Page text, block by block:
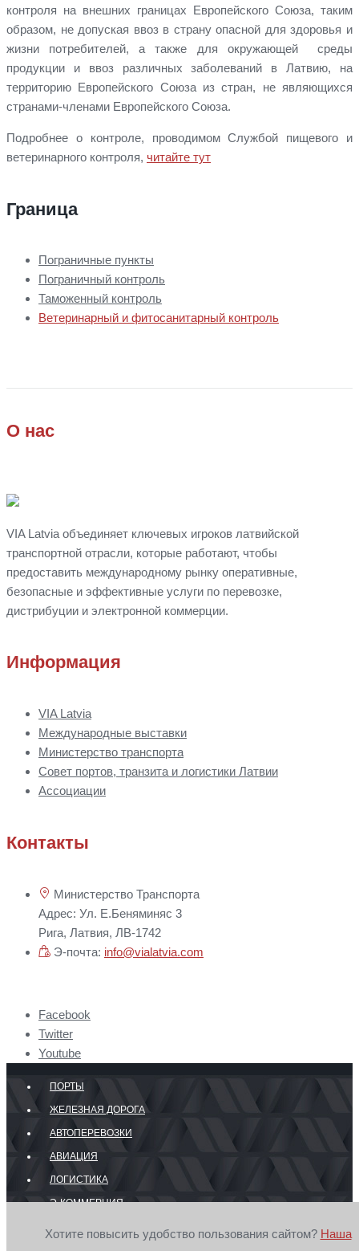
контроля на внешних границах Европейского Союза, таким
образом, не допуская ввоз в страну опасной для здоровья и
жизни потребителей, а также для окружающей среды
продукции и ввоз различных заболеваний в Латвию, на
территорию Европейского Союза из стран, не являющихся
странами-членами Европейского Союза.
Подробнее о контроле, проводимом Службой пищевого и
ветеринарного контроля, читайте тут
Граница
Пограничные пункты
Пограничный контроль
Таможенный контроль
Ветеринарный и фитосанитарный контроль
О нас
VIA Latvia объединяет ключевых игроков латвийской
транспортной отрасли, которые работают, чтобы
предоставить международному рынку оперативные,
безопасные и эффективные услуги по перевозке,
дистрибуции и электронной коммерции.
Информация
VIA Latvia
Международные выставки
Министерство транспорта
Совет портов, транзита и логистики Латвии
Ассоциации
Контакты
Министерство Транспорта
Адрес: Ул. Е.Беняминяс 3
Рига, Латвия, ЛВ-1742
Э-почта: info@vialatvia.com
Facebook
Twitter
Youtube
ПОРТЫ
ЖЕЛЕЗНАЯ ДОРОГА
АВТОПЕРЕВОЗКИ
АВИАЦИЯ
ЛОГИСТИКА
Э-КОММЕРЦИЯ
Хотите повысить удобство пользования сайтом? Наша